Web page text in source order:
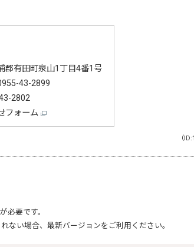
郡有田町泉山1丁目4番1号
43-2899
2802
フォーム
（
が必要です。
ない場合、最新バージョンをご利用ください。